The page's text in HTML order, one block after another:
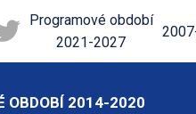
Programové období
2021-2027
OBDOBÍ 2014-2020